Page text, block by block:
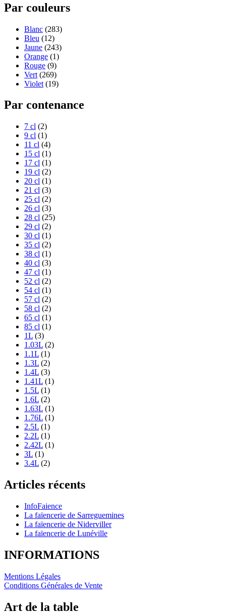
Par couleurs
Blanc (283)
Bleu (12)
Jaune (243)
Orange (1)
Rouge (9)
Vert (269)
Violet (19)
Par contenance
7 cl (2)
9 cl (1)
11 cl (4)
15 cl (1)
17 cl (1)
19 cl (2)
20 cl (1)
21 cl (3)
25 cl (2)
26 cl (3)
28 cl (25)
29 cl (2)
30 cl (1)
35 cl (2)
38 cl (1)
40 cl (3)
47 cl (1)
52 cl (2)
54 cl (1)
57 cl (2)
58 cl (2)
65 cl (1)
85 cl (1)
1L (3)
1.03L (2)
1.1L (1)
1.3L (2)
1.4L (3)
1.41L (1)
1.5L (1)
1.6L (2)
1.63L (1)
1.76L (1)
2.5L (1)
2.2L (1)
2.42L (1)
3L (1)
3.4L (2)
Articles récents
InfoFaience
La faïencerie de Sarreguemines
La faïencerie de Niderviller
La faïencerie de Lunéville
INFORMATIONS
Mentions Légales
Conditions Générales de Vente
Art de la table